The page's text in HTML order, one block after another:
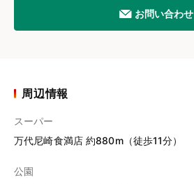
お問い合わせ
周辺情報
スーパー
万代尼崎食満店 約880m（徒歩11分）
公園